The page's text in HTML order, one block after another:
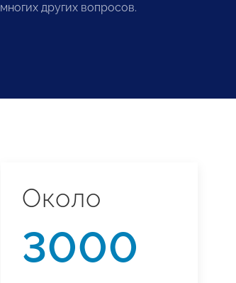
многих других вопросов.
Около
3000